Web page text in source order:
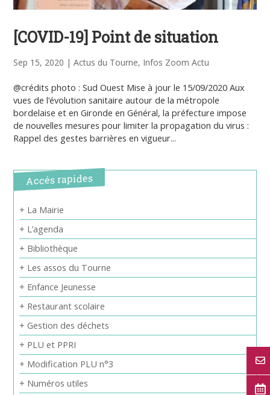
[COVID-19] Point de situation
Sep 15, 2020 |Actus du Tourne, Infos Zoom Actu
@crédits photo : Sud Ouest Mise à jour le 15/09/2020 Aux
vues de l’évolution sanitaire autour de la métropole
bordelaise et en Gironde en Général, la préfecture impose
de nouvelles mesures pour limiter la propagation du virus :
Rappel des gestes barrières en vigueur...
Accés rapides
+ La Mairie
+ L’agenda
+ Bibliothèque
+ Les assos du Tourne
+ Enfance Jeunesse
+ Restaurant scolaire
+ Gestion des déchets
+ PLU et PPRI
+ Modification PLU n°3
+ Numéros utiles